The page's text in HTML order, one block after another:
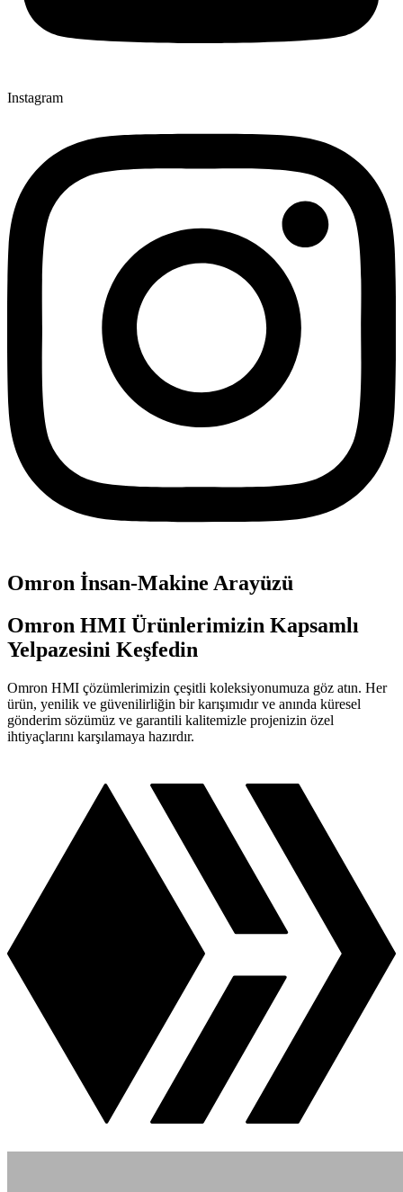
Instagram
Omron İnsan-Makine Arayüzü
Omron HMI Ürünlerimizin Kapsamlı
Yelpazesini Keşfedin
Omron HMI çözümlerimizin çeşitli koleksiyonumuza göz atın. Her
ürün, yenilik ve güvenilirliğin bir karışımıdır ve anında küresel
gönderim sözümüz ve garantili kalitemizle projenizin özel
ihtiyaçlarını karşılamaya hazırdır.